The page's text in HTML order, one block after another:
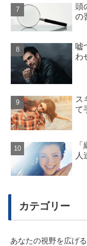
頭
の
嘘
わ
ス
て
人
カテゴリー
あなたの視野を広げ